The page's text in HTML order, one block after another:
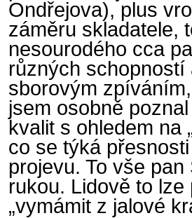
Ondřejova), plus
záměru skladatele,
nesourodého cca
různých
sborovým
jsem osobně
kvalit s ohledem na
co se týká
projevu. To vše
rukou. Lidově to
„vymámit z jalové